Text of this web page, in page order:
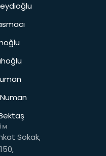
Sokak,